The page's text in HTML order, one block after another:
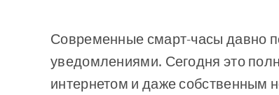
Современные смарт-часы давно
уведомлениями. Сегодня это
интернетом и даже собственным